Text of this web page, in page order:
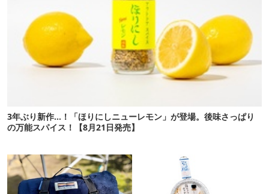
3年ぶり新作…！「ほりにしニューレモン」が登場。後味さっぱり
の万能スパイス！【8月21日発売】